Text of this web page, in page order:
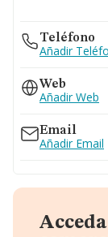
Teléfono
Añadir
Web
Añadir Web
Email
Añadir Email